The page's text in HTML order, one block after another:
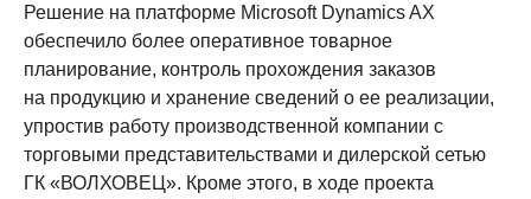
Решение на платформе Microsoft Dynamics AX
обеспечило более оперативное товарное
планирование, контроль прохождения заказов
на продукцию и хранение сведений о ее реализации,
упростив работу производственной компании с
торговыми представительствами и дилерской сетью
ГК «ВОЛХОВЕЦ». Кроме этого, в ходе проекта